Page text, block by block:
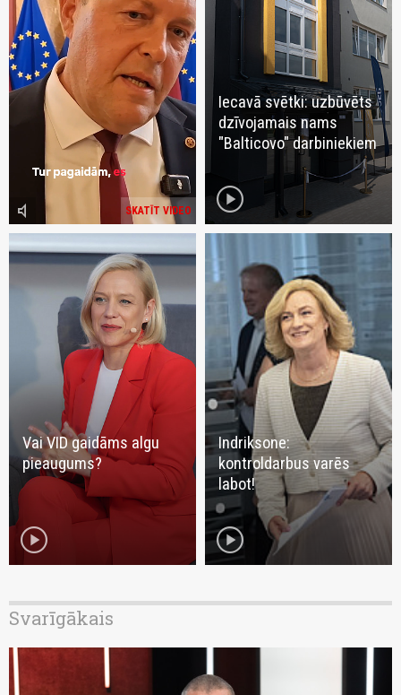
SKATĪT VIDEO
volume_mute
Iecavā svētki: uzbūvēts
dzīvojamais nams
"Balticovo" darbiniekiem
play_circle
Vai VID gaidāms algu
pieaugums?
play_circle
Indriksone:
kontroldarbus varēs
labot!
play_circle
Svarīgākais